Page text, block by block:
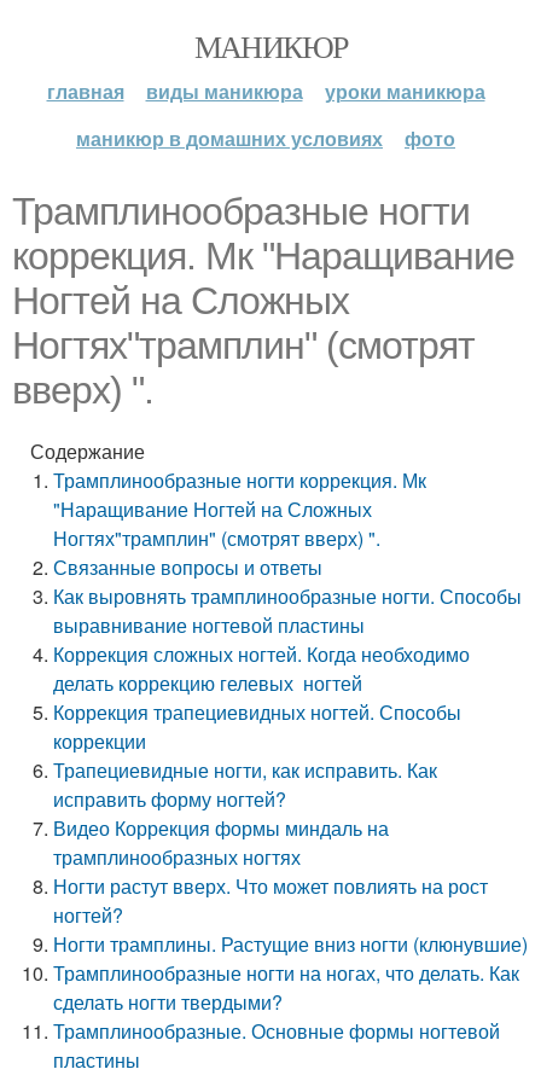
МАНИКЮР
главная виды маникюра
уроки маникюра
маникюр в домашних условиях
фото
Трамплинообразные ногти
коррекция. Мк "Наращивание
Ногтей на Сложных
Ногтях"трамплин" (смотрят
вверх) ".
Содержание
Трамплинообразные ногти коррекция. Мк
"Наращивание Ногтей на Сложных
Ногтях"трамплин" (смотрят вверх) ".
Связанные вопросы и ответы
Как выровнять трамплинообразные ногти. Способы
выравнивание ногтевой пластины
Коррекция сложных ногтей. Когда необходимо
делать коррекцию гелевых ногтей
Коррекция трапециевидных ногтей. Способы
коррекции
Трапециевидные ногти, как исправить. Как
исправить форму ногтей?
Видео Коррекция формы миндаль на
трамплинообразных ногтях
Ногти растут вверх. Что может повлиять на рост
ногтей?
Ногти трамплины. Растущие вниз ногти (клюнувшие)
Трамплинообразные ногти на ногах, что делать. Как
сделать ногти твердыми?
Трамплинообразные. Основные формы ногтевой
пластины